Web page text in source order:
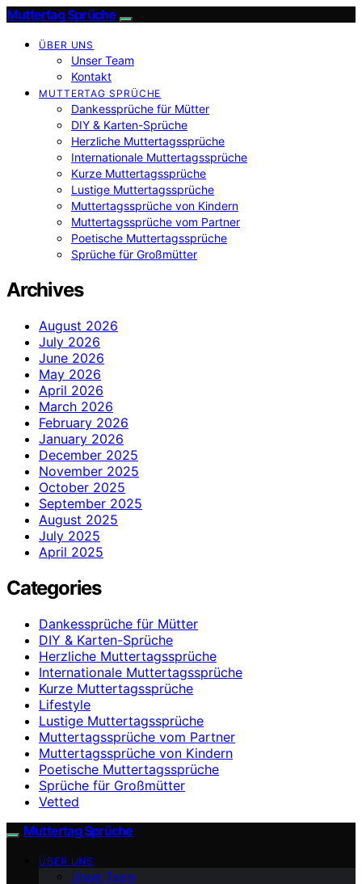
Muttertag Sprüche
ÜBER UNS
Unser Team
Kontakt
MUTTERTAG SPRÜCHE
Dankessprüche für Mütter
DIY & Karten-Sprüche
Herzliche Muttertagssprüche
Internationale Muttertagssprüche
Kurze Muttertagssprüche
Lustige Muttertagssprüche
Muttertagssprüche von Kindern
Muttertagssprüche vom Partner
Poetische Muttertagssprüche
Sprüche für Großmütter
Archives
August 2026
July 2026
June 2026
May 2026
April 2026
March 2026
February 2026
January 2026
December 2025
November 2025
October 2025
September 2025
August 2025
July 2025
April 2025
Categories
Dankessprüche für Mütter
DIY & Karten-Sprüche
Herzliche Muttertagssprüche
Internationale Muttertagssprüche
Kurze Muttertagssprüche
Lifestyle
Lustige Muttertagssprüche
Muttertagssprüche vom Partner
Muttertagssprüche von Kindern
Poetische Muttertagssprüche
Sprüche für Großmütter
Vetted
Muttertag Sprüche
ÜBER UNS
Unser Team